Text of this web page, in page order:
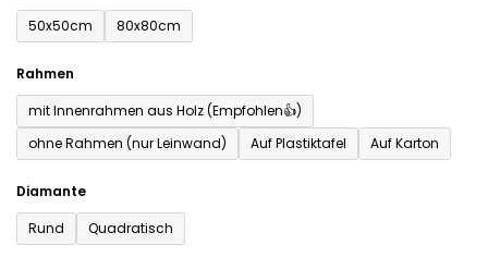
50x50cm
80x80cm
Rahmen
mit Innenrahmen aus Holz (Empfohlen👍)
ohne Rahmen (nur Leinwand)
Auf Plastiktafel Auf Karton
Diamante
Rund
Quadratisch